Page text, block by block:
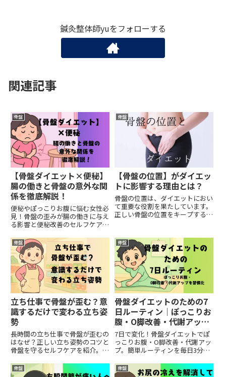
鍼灸整体師yuをフォローする
関連記事
骨盤
【骨盤ダイエット×便秘】
腸の働きと骨盤の意外な関
係を徹底解説！
便秘やぽっこりお腹に悩む女性必
見！骨盤の歪みが腸の働きに与え
る影響と便秘改善のセルフケア法
骨盤
【骨盤の位置】がダイエッ
トに影響する理由とは？
骨盤の位置は、ダイエットにおい
て重要な役割を果たしています。
正しい骨盤の位置をキープするこ
ダイエットにどのような影響を与
えるのでしょうか？今回は、その
理由を詳しく解説します。【骨
盤...
骨盤
立ち仕事で骨盤が歪む？意
識するだけで変わる立ち姿
勢
長時間の立ち仕事で骨盤が歪むの
はなぜ？正しい立ち姿勢のコツと
骨盤を守るセルフケアを紹介。腰
ます。
骨盤
骨盤ダイエットのための7
日ルーティン｜ぽっこりお
腹・O脚改善・代謝アップ
を習慣化
7日で変化！骨盤ダイエットでぽ
っこりお腹・O脚改善・代謝アッ
プ。簡単ルーティンを毎日3分で
れよう。
骨盤 骨盤